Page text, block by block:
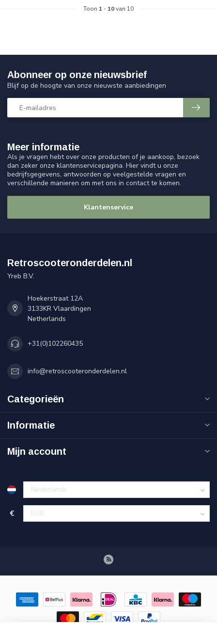
Toon 1 - 10van 10
Meer informatie
Als je vragen hebt over onze producten of je aankoop, bezoek
dan zeker onze klantenservicepagina. Hier vindt u onze
bedrijfsgegevens, antwoorden op veelgestelde vragen en
verschillende manieren om met ons in contact te komen.
Klantenservice
Abonneer op onze nieuwsbrief
Blijf op de hoogte van onze nieuwste aanbiedingen
Retroscooteronderdelen.nl
Yreb B.V.
Hoekerstraat 12A
3133KR Vlaardingen
Netherlands
+31(0)102260435
info@retroscooteronderdelen.nl
Categorieën
Informatie
Mijn account
€